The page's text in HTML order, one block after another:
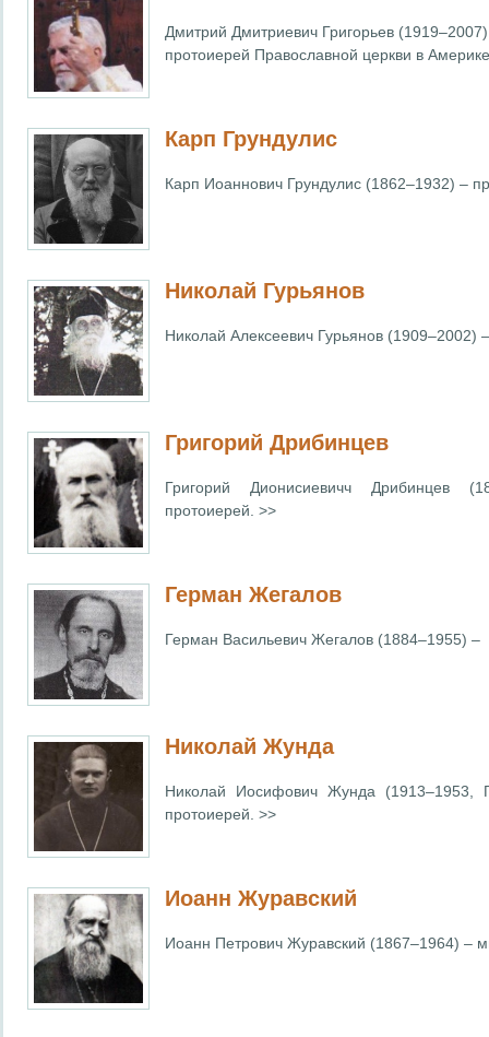
Дмитрий Дмитриевич Григорьев
протоиерей Православной церкви в
Карп Грундулис
Карп Иоаннович Грундулис (1862–1932) –
Николай Гурьянов
Николай Алексеевич Гурьянов (1909–2002)
Григорий Дрибинцев
Григорий Дионисиевичч Дрибинцев
протоиерей. >>
Герман Жегалов
Герман Васильевич Жегалов (1884–1955) –
Николай Жунда
Николай Иосифович Жунда (1913–1953,
протоиерей. >>
Иоанн Журавский
Иоанн Петрович Журавский (1867–1964) –